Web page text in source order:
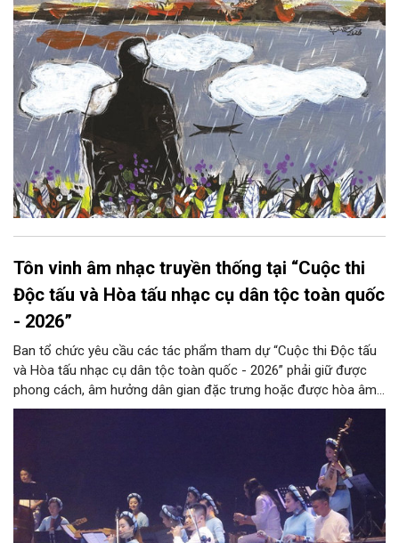
Tôn vinh âm nhạc truyền thống tại “Cuộc thi
Độc tấu và Hòa tấu nhạc cụ dân tộc toàn quốc
- 2026”
Ban tổ chức yêu cầu các tác phẩm tham dự “Cuộc thi Độc tấu
và Hòa tấu nhạc cụ dân tộc toàn quốc - 2026” phải giữ được
phong cách, âm hưởng dân gian đặc trưng hoặc được hòa âm,
phối khí mới trên nền tảng làn điệu âm nhạc truyền thống Việt
Nam, đồng thời phải được trình diễn trực tiếp bằng nhạc cụ dân